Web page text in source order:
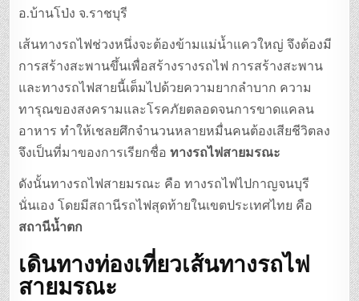
อ.บ้านโป่ง จ.ราชบุรี
เส้นทางรถไฟช่วงหนึ่งจะต้องข้ามแม่น้ำแควใหญ่ จึงต้องมี
การสร้างสะพานขึ้นเพื่อสร้างรางรถไฟ การสร้างสะพาน
และทางรถไฟสายนี้เต็มไปด้วยความยากลำบาก ความ
ทารุณของสงครามและโรคภัยตลอดจนการขาดแคลน
อาหาร ทำให้เชลยศึกจำนวนหลายหมื่นคนต้องเสียชีวิตลง
จึงเป็นที่มาของการเรียกชื่อทางรถไฟสายมรณะ
ดังนั้นทางรถไฟสายมรณะ คือ ทางรถไฟไปกาญจนบุรี
นั่นเอง โดยมีสถานีรถไฟสุดท้ายในเขตประเทศไทย คือ
สถานีน้ำตก
เดินทางท่องเที่ยวเส้นทางรถไฟ
สายมรณะ